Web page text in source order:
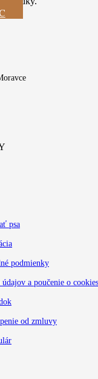
psa
podmienky
údajov a poučenie o cookies
od zmluvy